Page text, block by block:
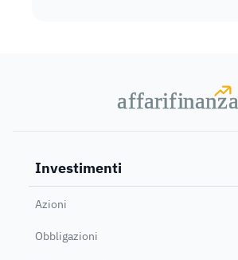
affarifinanza
affarifinanza
Investimenti
Azioni
Obbligazioni